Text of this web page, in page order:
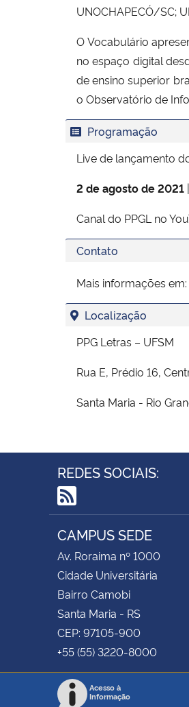
UNOCHAPECÓ/SC;
O Vocabulário
no espaço digital
de ensino superior
o Observatório de
Programação
Live de lançamento
2 de agosto de 2021 |
Canal do PPGL no
Contato
Mais informações em:
Localização
PPG Letras – UFSM
Rua E, Prédio 16,
Santa Maria - Rio
REDES SOCIAIS:
RSS
CAMPUS SEDE
Av. Roraima nº 1000
Cidade Universitária
Bairro Camobi
Santa Maria - RS
CEP: 97105-900
+55 (55) 3220-8000
Acesso à
Informação